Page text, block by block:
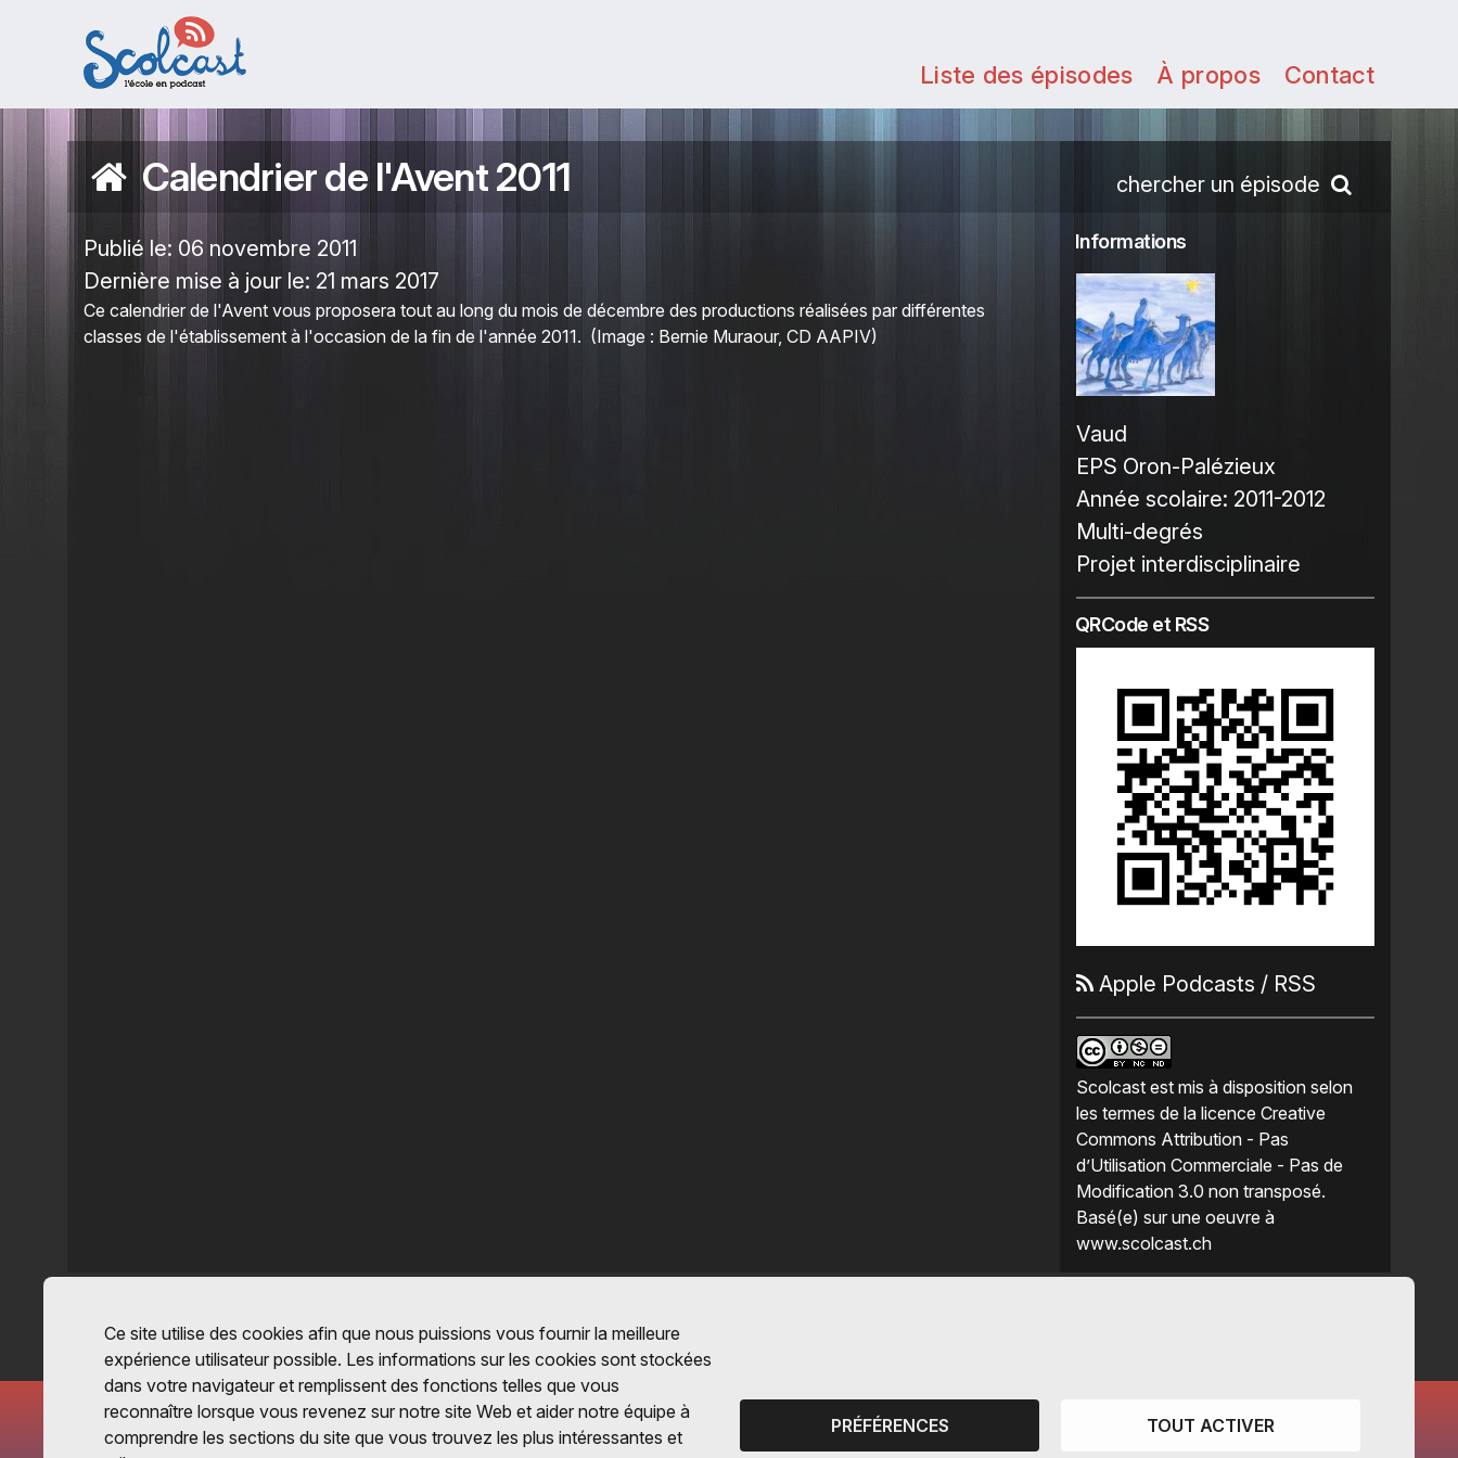
Aller au contenu principal
Liste des épisodes À propos Contact
Calendrier de l'Avent 2011 chercher un épisode
Publié le: 06 novembre 2011
Dernière mise à jour le: 21 mars 2017
Ce calendrier de l'Avent vous proposera tout au long du mois de décembre des productions réalisées par différentes
classes de l'établissement à l'occasion de la fin de l'année 2011. (Image : Bernie Muraour, CD AAPIV)
Informations
Vaud
EPS Oron-Palézieux
Année scolaire: 2011-2012
Multi-degrés
Projet interdisciplinaire
QRCode et RSS
Apple Podcasts / RSS
Scolcast est mis à disposition selon
les termes de la licence Creative
Commons Attribution - Pas
d’Utilisation Commerciale - Pas de
Modification 3.0 non transposé.
Basé(e) sur une oeuvre à
www.scolcast.ch
Ce site utilise des cookies afin que nous puissions vous fournir la meilleure
expérience utilisateur possible. Les informations sur les cookies sont stockées
dans votre navigateur et remplissent des fonctions telles que vous
reconnaître lorsque vous revenez sur notre site Web et aider notre équipe à
comprendre les sections du site que vous trouvez les plus intéressantes et
PRÉFÉRENCES TOUT ACTIVER